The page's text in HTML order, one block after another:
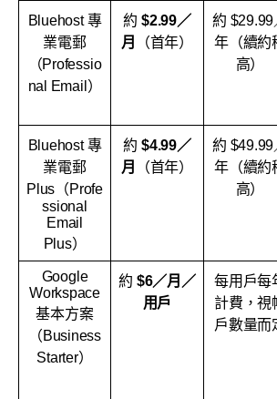
Bluehost 專
業電郵
（Professio
nal Email）
約 $2.99／
月
（首年）
約 $29.99
年（續約
高）
Bluehost 專
業電郵
Plus（Profe
ssional
Email
Plus）
約 $4.99／
月
（首年）
約 $49.99
年（續約
高）
Google
Workspace
基本方案
（Business
Starter）
約 $6／月／
用戶
每用戶每
計費，視
戶數量而